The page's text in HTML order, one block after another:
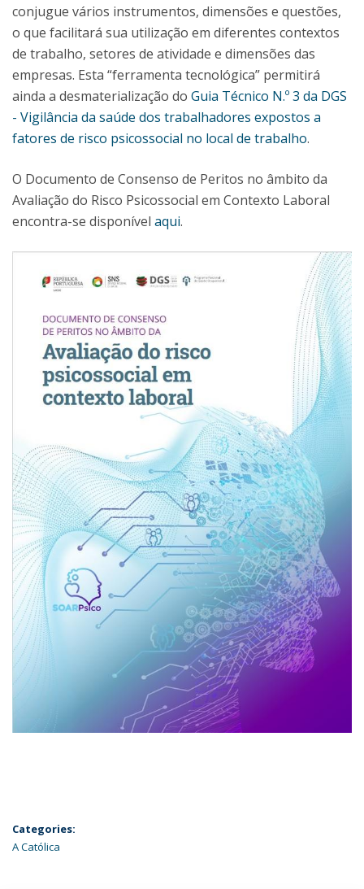
conjugue vários instrumentos, dimensões e questões,
o que facilitará sua utilização em diferentes contextos
de trabalho, setores de atividade e dimensões das
empresas. Esta “ferramenta tecnológica” permitirá
ainda a desmaterialização do Guia Técnico N.º 3 da DGS
- Vigilância da saúde dos trabalhadores expostos a
fatores de risco psicossocial no local de trabalho.
O Documento de Consenso de Peritos no âmbito da
Avaliação do Risco Psicossocial em Contexto Laboral
encontra-se disponível aqui.
Categories:
A Católica